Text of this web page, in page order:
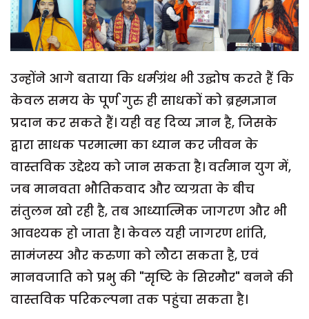
उन्होंने आगे बताया कि धर्मग्रंथ भी उद्घोष करते हैं कि
केवल समय के पूर्ण गुरु ही साधकों को ब्रह्मज्ञान
प्रदान कर सकते हैं। यही वह दिव्य ज्ञान है, जिसके
द्वारा साधक परमात्मा का ध्यान कर जीवन के
वास्तविक उद्देश्य को जान सकता है। वर्तमान युग में,
जब मानवता भौतिकवाद और व्यग्रता के बीच
संतुलन खो रही है, तब आध्यात्मिक जागरण और भी
आवश्यक हो जाता है। केवल यही जागरण शांति,
सामंजस्य और करुणा को लौटा सकता है, एवं
मानवजाति को प्रभु की "सृष्टि के सिरमौर" बनने की
वास्तविक परिकल्पना तक पहुंचा सकता है।